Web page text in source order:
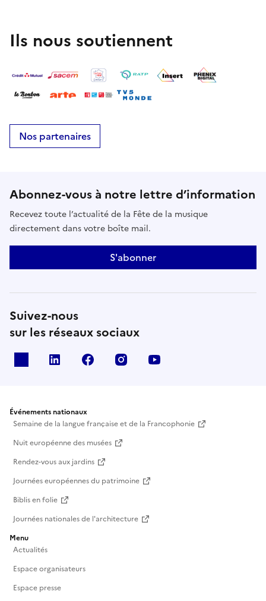
Ils nous soutiennent
Nos partenaires
Abonnez-vous à notre lettre d’information
Recevez toute l’actualité de la Fête de la musique
directement dans votre boîte mail.
S'abonner
Suivez-nous
sur les réseaux sociaux
Linkedin Facebook Instagram
Événements nationaux
Semaine de la langue française et de la Francophonie
Nuit européenne des musées
Rendez-vous aux jardins
Journées européennes du patrimoine
Biblis en folie
Journées nationales de l'architecture
Menu
Actualités
Espace organisateurs
Espace presse